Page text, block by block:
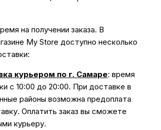
на получении заказа. В
My Store доступно несколько
курьером по г. Самаре: время
с 10:00 до 20:00. При доставке в
районы возможна предоплата
Оплатить заказ вы сможете
курьеру.